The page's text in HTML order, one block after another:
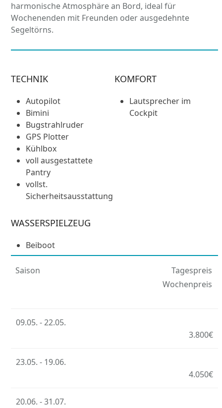
harmonische Atmosphäre an Bord, ideal für
Wochenenden mit Freunden oder ausgedehnte
Segeltörns.
TECHNIK
Autopilot
Bimini
Bugstrahlruder
GPS Plotter
Kühlbox
voll ausgestattete
Pantry
vollst.
Sicherheitsausstattung
KOMFORT
Lautsprecher im
Cockpit
WASSERSPIELZEUG
Beiboot
Saison
Tagespreis
Wochenpreis
09.05. - 22.05.
3.800€
23.05. - 19.06.
4.050€
20.06. - 31.07.